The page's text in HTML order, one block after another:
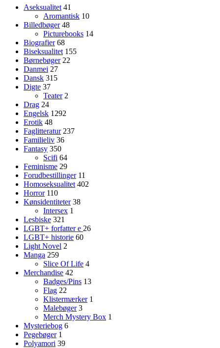
Aseksualitet 41
Aromantisk 10
Billedbøger 48
Picturebooks 14
Biografier 68
Biseksualitet 155
Børnebøger 22
Danmei 27
Dansk 315
Digte 37
Teater 2
Drag 24
Engelsk 1292
Erotik 48
Faglitteratur 237
Familieliv 36
Fantasy 350
Scifi 64
Feminisme 29
Forudbestillinger 11
Homoseksualitet 402
Horror 110
Kønsidentiteter 38
Intersex 1
Lesbiske 321
LGBT+ forfattere 26
LGBT+ historie 60
Light Novel 2
Manga 259
Slice Of Life 4
Merchandise 42
Badges/Pins 13
Flag 22
Klistermærker 1
Malebøger 3
Merch Mystery Box 1
Mysteriebog 6
Pegebøger 1
Polyamori 39